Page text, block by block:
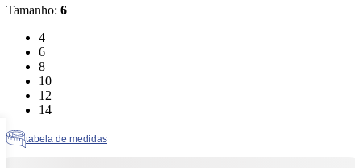
Tamanho: 6
Tamanho: 4
4
Tamanho: 6
6
Tamanho: 8
8
Tamanho: 10
10
Tamanho: 12
12
Tamanho: 14
14
tabela de medidas